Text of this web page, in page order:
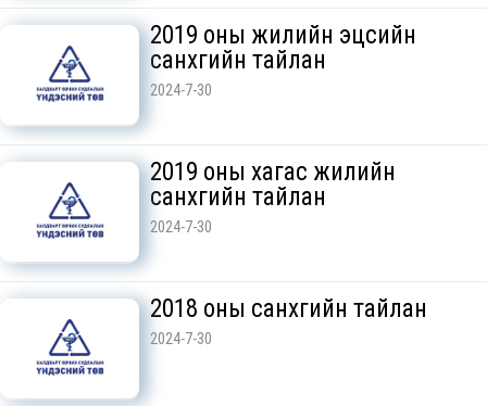
2019 оны жилийн эцсийн
санхүүгийн тайлан
2024-7-30
2019 оны хагас жилийн
санхүүгийн тайлан
2024-7-30
2018 оны санхүүгийн тайлан
2024-7-30